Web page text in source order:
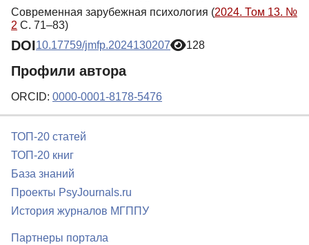
Современная зарубежная психология (2024. Том 13. №
2 С. 71–83)
DOI10.17759/jmfp.2024130207 128
Профили автора
ORCID: 0000-0001-8178-5476
ТОП-20 статей
ТОП-20 книг
База знаний
Проекты PsyJournals.ru
История журналов МГППУ
Партнеры портала